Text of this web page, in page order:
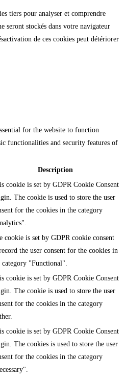
tiers pour analyser et comprendre
seront stockés dans votre navigateur
de ces cookies peut détériorer
for the website to function
functionalities and security features of
Description
cookie is set by GDPR Cookie Consent
The cookie is used to store the user
for the cookies in the category
cookie is set by GDPR cookie consent
the user consent for the cookies in
category "Functional".
cookie is set by GDPR Cookie Consent
The cookie is used to store the user
for the cookies in the category
cookie is set by GDPR Cookie Consent
The cookies is used to store the user
for the cookies in the category